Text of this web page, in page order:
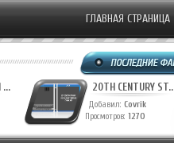
ГЛАВНАЯ СТРАНИЦА
... 20TH CENTURY
Добавил: Covrik
Просмотров: 1270